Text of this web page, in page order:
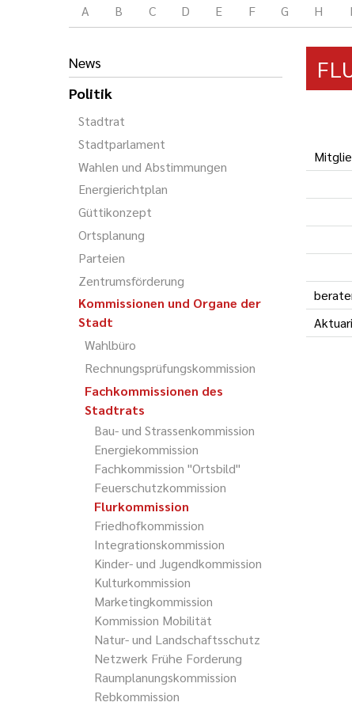
A B C D E F G H I
News
Politik
Stadtrat
Stadtparlament
Wahlen und Abstimmungen
Energierichtplan
Güttikonzept
Ortsplanung
Parteien
Zentrumsförderung
Kommissionen und Organe der
Stadt
Wahlbüro
Rechnungsprüfungskommission
Fachkommissionen des
Stadtrats
Bau- und Strassenkommission
Energiekommission
Fachkommission "Ortsbild"
Feuerschutzkommission
Flurkommission
Friedhofkommission
Integrationskommission
Kinder- und Jugendkommission
Kulturkommission
Marketingkommission
Kommission Mobilität
Natur- und Landschaftsschutz
Netzwerk Frühe Forderung
Raumplanungskommission
Rebkommission